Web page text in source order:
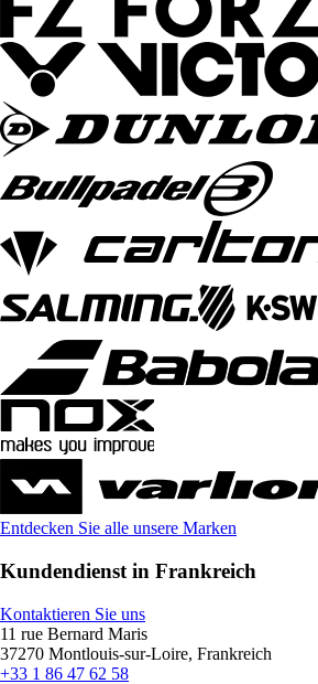
Entdecken Sie alle unsere Marken
Kundendienst in Frankreich
Kontaktieren Sie uns
11 rue Bernard Maris
37270 Montlouis-sur-Loire, Frankreich
+33 1 86 47 62 58